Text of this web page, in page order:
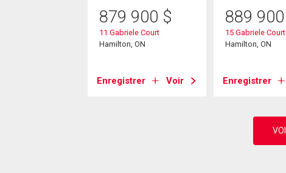
879 900 $
11 Gabriele Court
Hamilton, ON
Enregistrer Voir
889 900
15 Gabriele Court
Hamilton, ON
Enregistrer